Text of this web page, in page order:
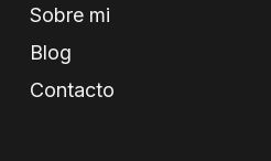
Sobre mi
Blog
Contacto